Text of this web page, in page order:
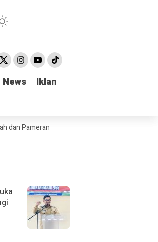
News
Iklan
News
Iklan
produk unggulan Kabupaten Tulungagung